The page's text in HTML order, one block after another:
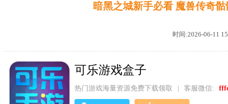
暗黑之城新手必看 魔兽传奇
时间:2026-06-11
可乐游戏盒子
热门游戏海量资源免费下载领取 客服微信: